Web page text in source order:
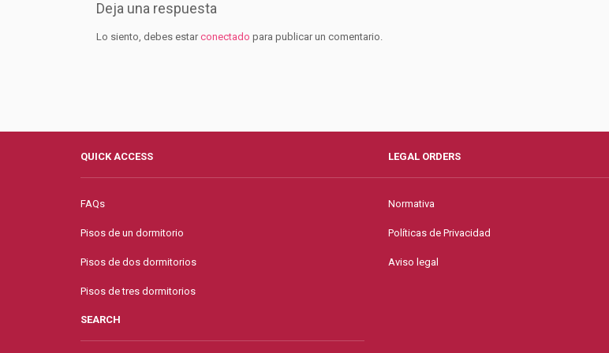
Deja una respuesta
Lo siento, debes estarconectado para publicar un comentario.
QUICK ACCESS
FAQs
Pisos de un dormitorio
Pisos de dos dormitorios
Pisos de tres dormitorios
SEARCH
LEGAL ORDERS
Normativa
Políticas de Privacidad
Aviso legal